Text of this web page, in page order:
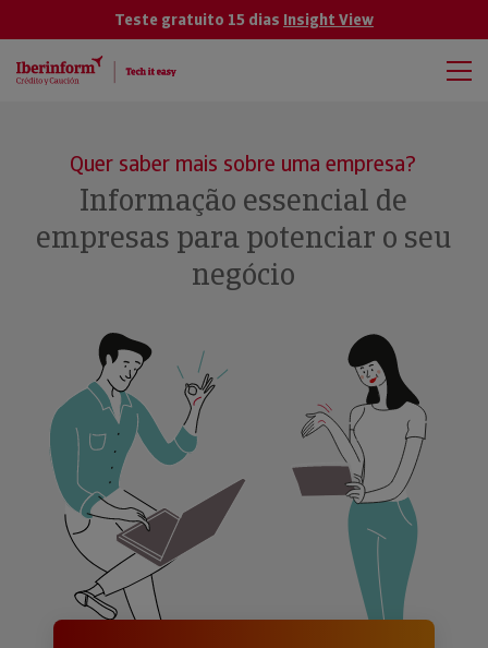
Teste gratuito 15 dias Insight View
Quer saber mais sobre uma empresa?
Informação essencial de
empresas para potenciar o seu
negócio